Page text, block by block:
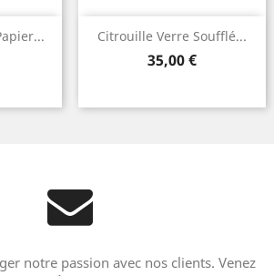
Citrouille Verre Soufflé...
Prix
35,00 €
notre passion avec nos clients. Venez